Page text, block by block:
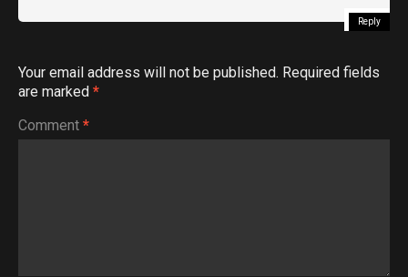
Reply
Your email address will not be published. Required fields
are marked *
Comment *